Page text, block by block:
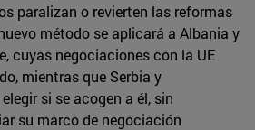
paralizan o revierten las reformas
método se aplicará a Albania y
cuyas negociaciones con la UE
mientras que Serbia y
si se acogen a él, sin
su marco de negociación